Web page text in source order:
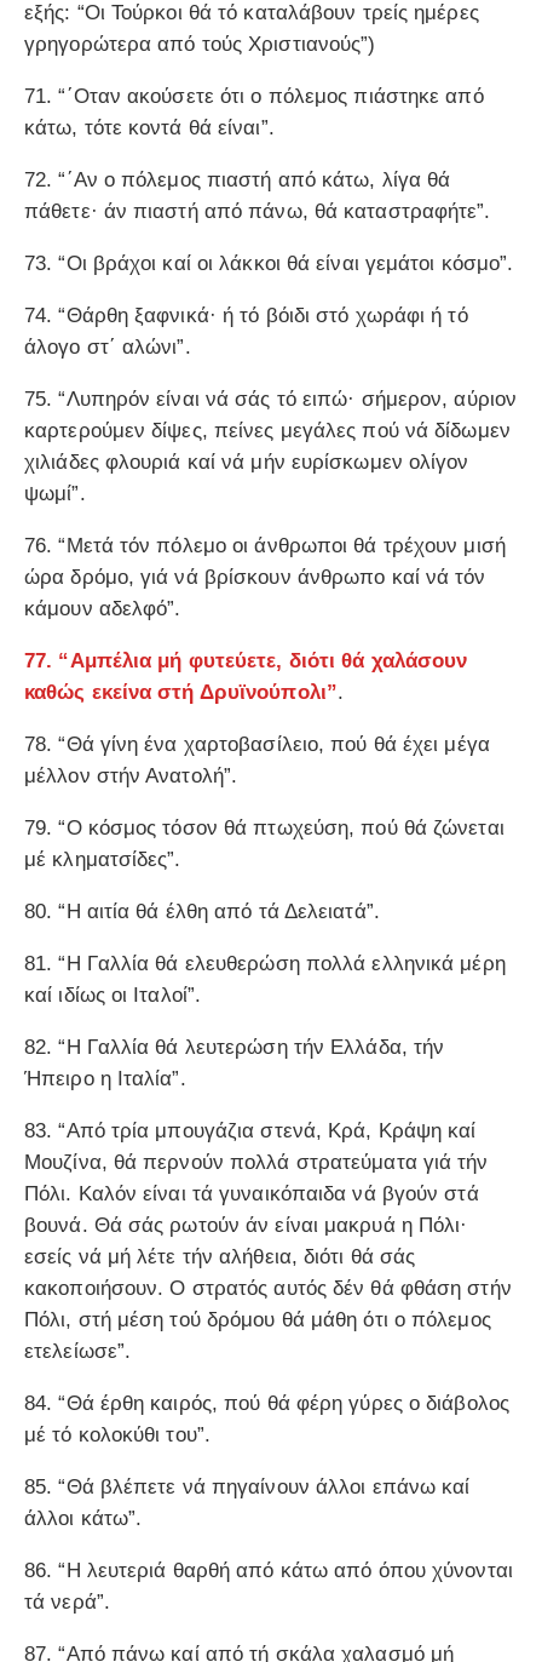
εξής: “Οι Τούρκοι θά τό καταλάβουν τρείς ημέρες
γρηγορώτερα από τούς Χριστιανούς”)
71. “΄Οταν ακούσετε ότι ο πόλεμος πιάστηκε από
κάτω, τότε κοντά θά είναι”.
72. “΄Αν ο πόλεμος πιαστή από κάτω, λίγα θά
πάθετε· άν πιαστή από πάνω, θά καταστραφήτε”.
73. “Οι βράχοι καί οι λάκκοι θά είναι γεμάτοι κόσμο”.
74. “Θάρθη ξαφνικά· ή τό βόιδι στό χωράφι ή τό
άλογο στ΄ αλώνι”.
75. “Λυπηρόν είναι νά σάς τό ειπώ· σήμερον, αύριον
καρτερούμεν δίψες, πείνες μεγάλες πού νά δίδωμεν
χιλιάδες φλουριά καί νά μήν ευρίσκωμεν ολίγον
ψωμί”.
76. “Μετά τόν πόλεμο οι άνθρωποι θά τρέχουν μισή
ώρα δρόμο, γιά νά βρίσκουν άνθρωπο καί νά τόν
κάμουν αδελφό”.
77. “Αμπέλια μή φυτεύετε, διότι θά χαλάσουν
καθώς εκείνα στή Δρυϊνούπολι”.
78. “Θά γίνη ένα χαρτοβασίλειο, πού θά έχει μέγα
μέλλον στήν Ανατολή”.
79. “Ο κόσμος τόσον θά πτωχεύση, πού θά ζώνεται
μέ κληματσίδες”.
80. “Η αιτία θά έλθη από τά Δελειατά”.
81. “Η Γαλλία θά ελευθερώση πολλά ελληνικά μέρη
καί ιδίως οι Ιταλοί”.
82. “Η Γαλλία θά λευτερώση τήν Ελλάδα, τήν
Ήπειρο η Ιταλία”.
83. “Από τρία μπουγάζια στενά, Κρά, Κράψη καί
Μουζίνα, θά περνούν πολλά στρατεύματα γιά τήν
Πόλι. Καλόν είναι τά γυναικόπαιδα νά βγούν στά
βουνά. Θά σάς ρωτούν άν είναι μακρυά η Πόλι·
εσείς νά μή λέτε τήν αλήθεια, διότι θά σάς
κακοποιήσουν. Ο στρατός αυτός δέν θά φθάση στήν
Πόλι, στή μέση τού δρόμου θά μάθη ότι ο πόλεμος
ετελείωσε”.
84. “Θά έρθη καιρός, πού θά φέρη γύρες ο διάβολος
μέ τό κολοκύθι του”.
85. “Θά βλέπετε νά πηγαίνουν άλλοι επάνω καί
άλλοι κάτω”.
86. “Η λευτεριά θαρθή από κάτω από όπου χύνονται
τά νερά”.
87. “Από πάνω καί από τή σκάλα χαλασμό μή